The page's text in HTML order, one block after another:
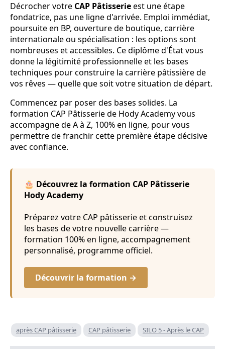
Décrocher votre CAP Pâtisserieest une étape
fondatrice, pas une ligne d'arrivée. Emploi immédiat,
poursuite en BP, ouverture de boutique, carrière
internationale ou spécialisation : les options sont
nombreuses et accessibles. Ce diplôme d'État vous
donne la légitimité professionnelle et les bases
techniques pour construire la carrière pâtissière de
vos rêves — quelle que soit votre situation de départ.
Commencez par poser des bases solides. La
formation CAP Pâtisserie de Hody Academy vous
accompagne de A à Z, 100% en ligne, pour vous
permettre de franchir cette première étape décisive
avec confiance.
🎂 Découvrez la formation CAP Pâtisserie
Hody Academy
Préparez votre CAP pâtisserie et construisez
les bases de votre nouvelle carrière —
formation 100% en ligne, accompagnement
personnalisé, programme officiel.
Découvrir la formation →
après CAP pâtisserie CAP pâtisserie SILO 5 - Après le CAP